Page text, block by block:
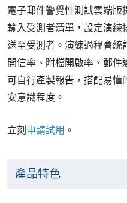
電子郵件警覺性測試雲端版
輸入受測者清單，設定演練
送至受測者。演練過程會統
開信率、附檔開啟率、郵件
可自行產製報告，搭配易懂
安意識程度。
立刻申請試用 。
產品特色